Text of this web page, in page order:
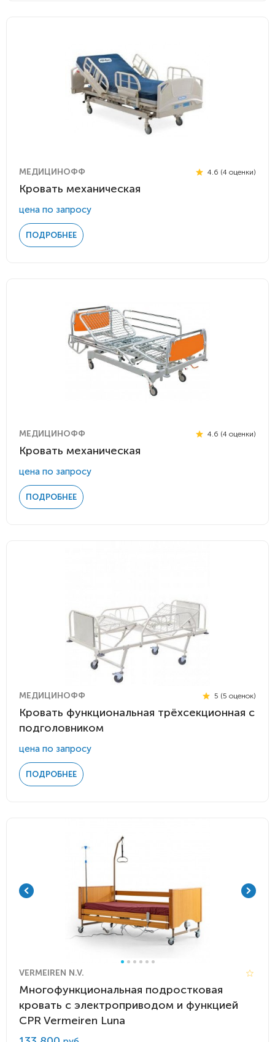
МЕДИЦИНОФФ 4.6 (4 оценки)
Кровать механическая
цена по запросу
ПОДРОБНЕЕ
МЕДИЦИНОФФ 4.6 (4 оценки)
Кровать механическая
цена по запросу
ПОДРОБНЕЕ
МЕДИЦИНОФФ 5 (5 оценок)
Кровать функциональная трёхсекционная с
подголовником
цена по запросу
ПОДРОБНЕЕ
VERMEIREN N.V.
Многофункциональная подростковая
кровать с электроприводом и функцией
CPR Vermeiren Luna